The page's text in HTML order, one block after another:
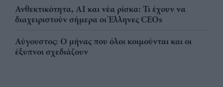
Ανθεκτικότητα, AI και νέα ρίσκα: Τι έχουν να
διαχειριστούν σήμερα οι Έλληνες CEOs
Αύγουστος: Ο μήνας που όλοι κοιμούνται και οι
έξυπνοι σχεδιάζουν